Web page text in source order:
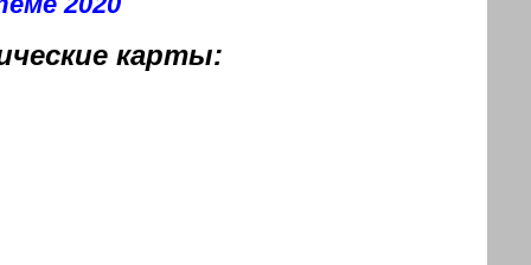
карты: